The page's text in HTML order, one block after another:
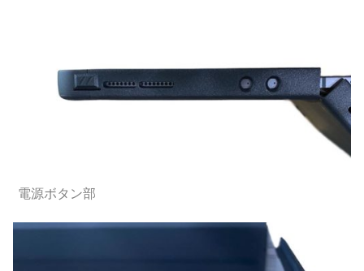
電源ボタン部